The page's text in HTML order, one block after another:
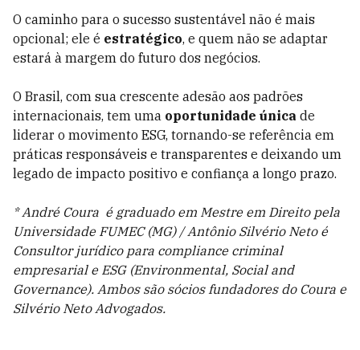
O caminho para o sucesso sustentável não é mais
opcional; ele é estratégico, e quem não se adaptar
estará à margem do futuro dos negócios.
O Brasil, com sua crescente adesão aos padrões
internacionais, tem uma oportunidade única de
liderar o movimento ESG, tornando-se referência em
práticas responsáveis e transparentes e deixando um
legado de impacto positivo e confiança a longo prazo.
* André Coura é graduado em Mestre em Direito pela
Universidade FUMEC (MG) / Antônio Silvério Neto é
Consultor jurídico para compliance criminal
empresarial e ESG (Environmental, Social and
Governance). Ambos são sócios fundadores do Coura e
Silvério Neto Advogados.